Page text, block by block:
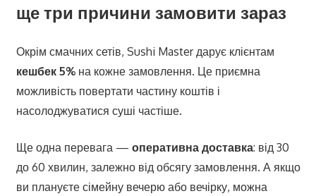
ще три причини замовити зараз
Окрім смачних сетів, Sushi Master дарує клієнтам
кешбек 5%на кожне замовлення. Це приємна
можливість повертати частину коштів і
насолоджуватися суші частіше.
Ще одна перевага — оперативна доставка: від 30
до 60 хвилин, залежно від обсягу замовлення. А якщо
ви плануєте сімейну вечерю або вечірку, можна